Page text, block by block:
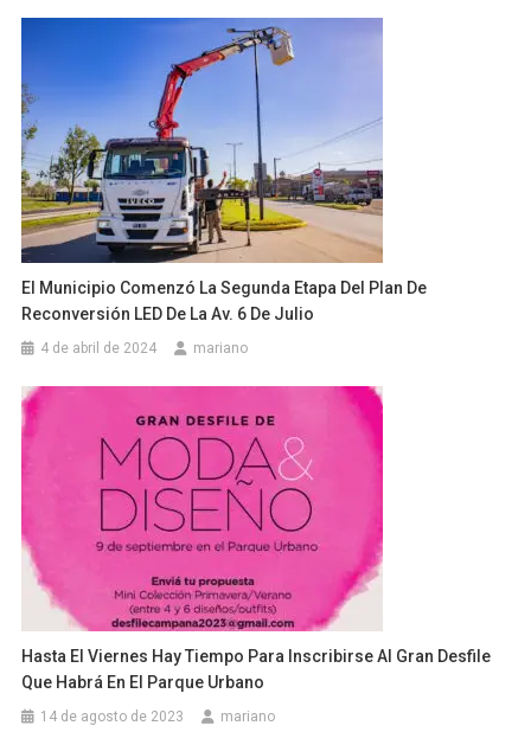
El Municipio Comenzó La Segunda Etapa Del Plan De
Reconversión LED De La Av. 6 De Julio
4 de abril de 2024 mariano
Hasta El Viernes Hay Tiempo Para Inscribirse Al Gran Desfile
Que Habrá En El Parque Urbano
14 de agosto de 2023 mariano